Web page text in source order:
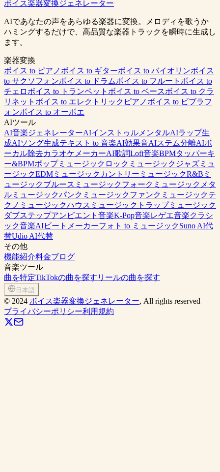
0:00/0:00
ボイス楽器変換ジェネレーター
AIであなたの声をあらゆる楽器に変換。メロディを歌うか
ハミングするだけで、高品質な楽器トラックを瞬時に生成し
ます。
楽器変換
ボイス to ピアノ ボイス to ギターボイス to バイオリンボイス
to サクソフォンボイス to ドラムボイス to フルート ボイス to
チェロ ボイス to トランペット ボイス to ベースボイス to クラ
リネット ボイス to エレクトリックピアノ ボイス to ビブラフ
ォンボイス to オーボエ
AIツール
AI音楽ジェネレーターAIインストゥルメンタルAIラップ生
成AIソング生成テキスト to 音楽AI効果音AIステム分離AIボ
ーカル除去カラオケメーカーAI歌詞Lofi音楽BPMタッパーキ
ー&BPMポップミュージック ロックミュージック ジャズミュ
ージックEDMミュージック カントリーミュージックR&Bミ
ュージックブルースミュージックフォークミュージック メタ
ルミュージックパンクミュージックファンクミュージックテ
クノミュージックハウスミュージック トラップミュージック
ダブステップアンビエント音楽K-Pop音楽レゲエ音楽クラシ
ック音楽AIビートメーカーフォト to ミュージックSuno AI代
替Udio AI代替
その他
機能紹介料金ブログ
音楽ツール
曲を特定TikTokの曲を探す リールの曲を探す
日本語
© 2024 ボイス楽器変換ジェネレーター, All rights reserved
プライバシーポリシー利用規約